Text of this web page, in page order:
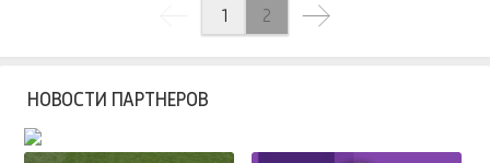
1 2
НОВОСТИ ПАРТНЕРОВ